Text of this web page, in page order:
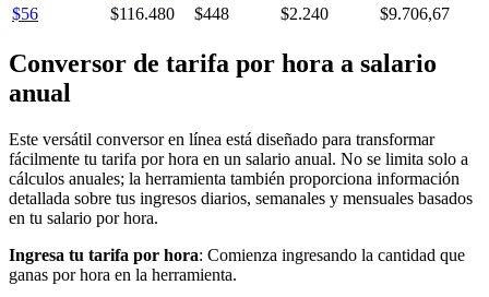
$56
$116.480 $448 $2.240 $9.706,67
Conversor de tarifa por hora a salario
anual
Este versátil conversor en línea está diseñado para transformar
fácilmente tu tarifa por hora en un salario anual. No se limita solo a
cálculos anuales; la herramienta también proporciona información
detallada sobre tus ingresos diarios, semanales y mensuales basados
en tu salario por hora.
Ingresa tu tarifa por hora: Comienza ingresando la cantidad que
ganas por hora en la herramienta.